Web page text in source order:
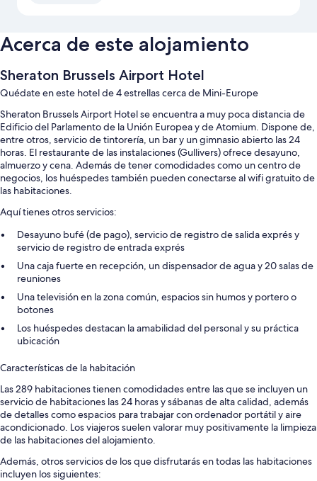
Acerca de este alojamiento
Sheraton Brussels Airport Hotel
Quédate en este hotel de 4 estrellas cerca de Mini-Europe
Sheraton Brussels Airport Hotel se encuentra a muy poca distancia de
Edificio del Parlamento de la Unión Europea y de Atomium. Dispone de,
entre otros, servicio de tintorería, un bar y un gimnasio abierto las 24
horas. El restaurante de las instalaciones (Gullivers) ofrece desayuno,
almuerzo y cena. Además de tener comodidades como un centro de
negocios, los huéspedes también pueden conectarse al wifi gratuito de
las habitaciones.
Aquí tienes otros servicios:
Desayuno bufé (de pago), servicio de registro de salida exprés y
servicio de registro de entrada exprés
Una caja fuerte en recepción, un dispensador de agua y 20 salas de
reuniones
Una televisión en la zona común, espacios sin humos y portero o
botones
Los huéspedes destacan la amabilidad del personal y su práctica
ubicación
Características de la habitación
Las 289 habitaciones tienen comodidades entre las que se incluyen un
servicio de habitaciones las 24 horas y sábanas de alta calidad, además
de detalles como espacios para trabajar con ordenador portátil y aire
acondicionado. Los viajeros suelen valorar muy positivamente la limpieza
de las habitaciones del alojamiento.
Además, otros servicios de los que disfrutarás en todas las habitaciones
incluyen los siguientes: